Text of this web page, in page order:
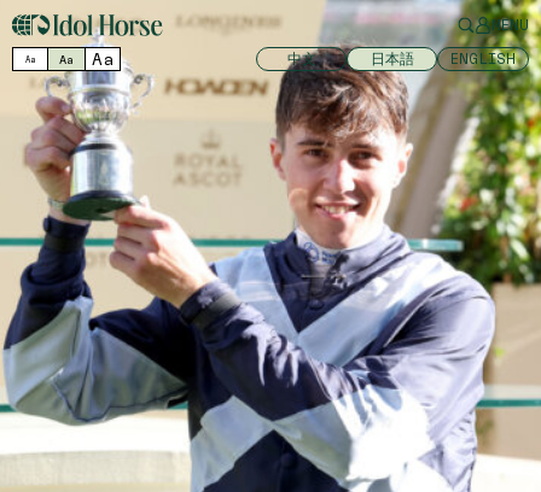
MENU
Aa Aa Aa 中文 日本語 ENGLISH